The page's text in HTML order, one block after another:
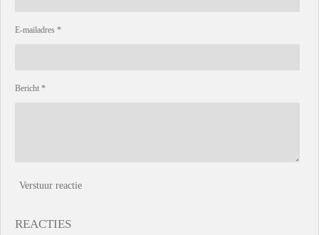
E-mailadres *
Bericht *
Verstuur reactie
REACTIES